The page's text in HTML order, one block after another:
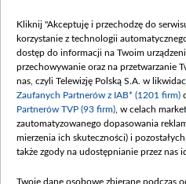
Procedura
Kliknij "Akceptuję i przechodzę do
korzystanie z technologii
dostęp do informacji na Twoim
przechowywanie oraz na przetwarzanie
nas, czyli Telewizję Polską S.A. w
Zaufanych Partnerów z IAB* (1201 firm)
Partnerów TVP (93 firm) , w celach
zautomatyzowanego dopasowania
mierzenia ich skuteczności) i
także zgody na udostępnianie przez nas
Twoje dane osobowe zbierane podczas